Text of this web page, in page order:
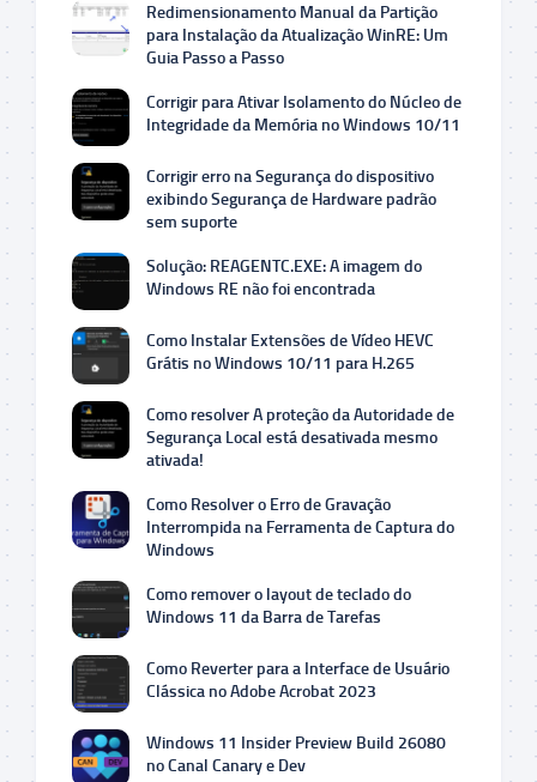
Redimensionamento Manual da Partição
para Instalação da Atualização WinRE: Um
Guia Passo a Passo
Corrigir para Ativar Isolamento do Núcleo de
Integridade da Memória no Windows 10/11
Corrigir erro na Segurança do dispositivo
exibindo Segurança de Hardware padrão
sem suporte
Solução: REAGENTC.EXE: A imagem do
Windows RE não foi encontrada
Como Instalar Extensões de Vídeo HEVC
Grátis no Windows 10/11 para H.265
Como resolver A proteção da Autoridade de
Segurança Local está desativada mesmo
ativada!
Como Resolver o Erro de Gravação
Interrompida na Ferramenta de Captura do
Windows
Como remover o layout de teclado do
Windows 11 da Barra de Tarefas
Como Reverter para a Interface de Usuário
Clássica no Adobe Acrobat 2023
Windows 11 Insider Preview Build 26080
no Canal Canary e Dev